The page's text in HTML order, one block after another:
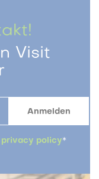
Visit
privacy policy*